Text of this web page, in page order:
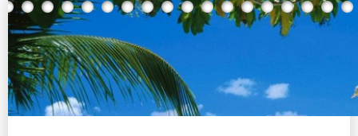
Najkomentovanejšie články
Zoznam blogov
Komerčné blogy
> 159540065_3703015786477814_1671044761526414004_n